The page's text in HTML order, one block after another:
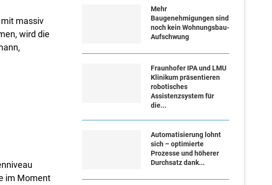
massiv
wird die
im Moment
Mehr
Baugenehmigungen sind
noch kein Wohnungsbau-
Aufschwung
Fraunhofer IPA und LMU
Klinikum präsentieren
robotisches
Assistenzsystem für
die...
Automatisierung lohnt
sich – optimierte
Prozesse und höherer
Durchsatz dank...